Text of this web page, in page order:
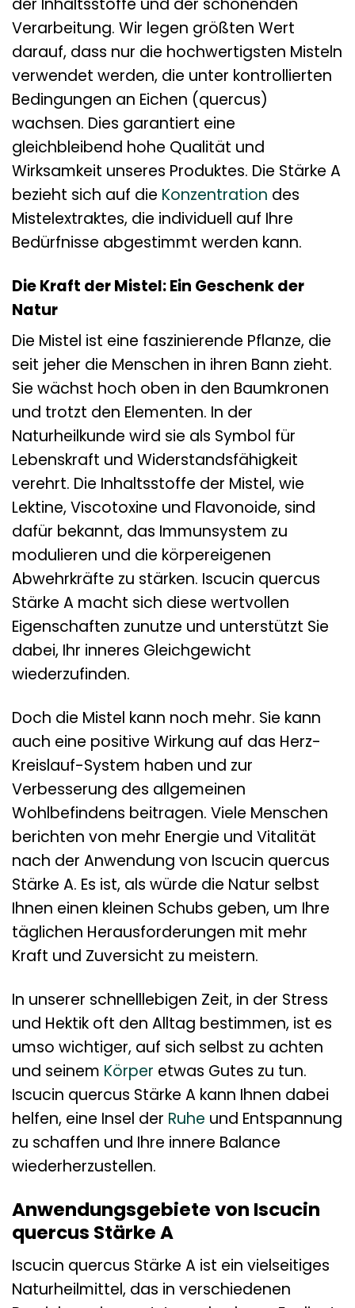
der Inhaltsstoffe und der schonenden
Verarbeitung. Wir legen größten Wert
darauf, dass nur die hochwertigsten Misteln
verwendet werden, die unter kontrollierten
Bedingungen an Eichen (quercus)
wachsen. Dies garantiert eine
gleichbleibend hohe Qualität und
Wirksamkeit unseres Produktes. Die Stärke A
bezieht sich auf die Konzentration des
Mistelextraktes, die individuell auf Ihre
Bedürfnisse abgestimmt werden kann.
Die Kraft der Mistel: Ein Geschenk der
Natur
Die Mistel ist eine faszinierende Pflanze, die
seit jeher die Menschen in ihren Bann zieht.
Sie wächst hoch oben in den Baumkronen
und trotzt den Elementen. In der
Naturheilkunde wird sie als Symbol für
Lebenskraft und Widerstandsfähigkeit
verehrt. Die Inhaltsstoffe der Mistel, wie
Lektine, Viscotoxine und Flavonoide, sind
dafür bekannt, das Immunsystem zu
modulieren und die körpereigenen
Abwehrkräfte zu stärken. Iscucin quercus
Stärke A macht sich diese wertvollen
Eigenschaften zunutze und unterstützt Sie
dabei, Ihr inneres Gleichgewicht
wiederzufinden.
Doch die Mistel kann noch mehr. Sie kann
auch eine positive Wirkung auf das Herz-
Kreislauf-System haben und zur
Verbesserung des allgemeinen
Wohlbefindens beitragen. Viele Menschen
berichten von mehr Energie und Vitalität
nach der Anwendung von Iscucin quercus
Stärke A. Es ist, als würde die Natur selbst
Ihnen einen kleinen Schubs geben, um Ihre
täglichen Herausforderungen mit mehr
Kraft und Zuversicht zu meistern.
In unserer schnelllebigen Zeit, in der Stress
und Hektik oft den Alltag bestimmen, ist es
umso wichtiger, auf sich selbst zu achten
und seinem Körper etwas Gutes zu tun.
Iscucin quercus Stärke A kann Ihnen dabei
helfen, eine Insel der Ruhe und Entspannung
zu schaffen und Ihre innere Balance
wiederherzustellen.
Anwendungsgebiete von Iscucin
quercus Stärke A
Iscucin quercus Stärke A ist ein vielseitiges
Naturheilmittel, das in verschiedenen